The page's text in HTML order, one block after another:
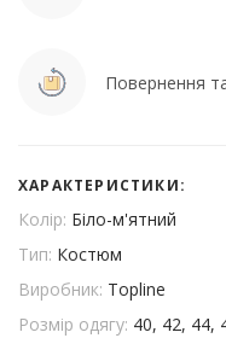
Повернення
ХАРАКТЕРИСТИКИ:
Колір: Біло-м'ятний
Тип: Костюм
Виробник: Topline
Розмір одягу: 40, 42, 44,